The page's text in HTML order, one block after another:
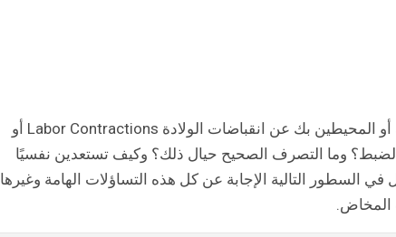
مع اقتراب موعد الولادة غالبًا ما تسمعين من طبيبك أو المحيطين بك عن انقباضات الولادة Labor Contractions أو
وما التصرف الصحيح حيال ذلك؟ وكيف تستعدين نفسيًا
السطور التالية الإجابة عن كل هذه التساؤلات الهامة وغيرها
المخاض.